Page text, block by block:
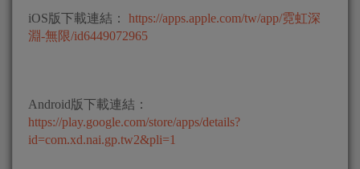
iOS版下載連結： https://apps.apple.com/tw/app/霓虹深
淵-無限/id6449072965
Android版下載連結：
https://play.google.com/store/apps/details?
id=com.xd.nai.gp.tw2&pli=1